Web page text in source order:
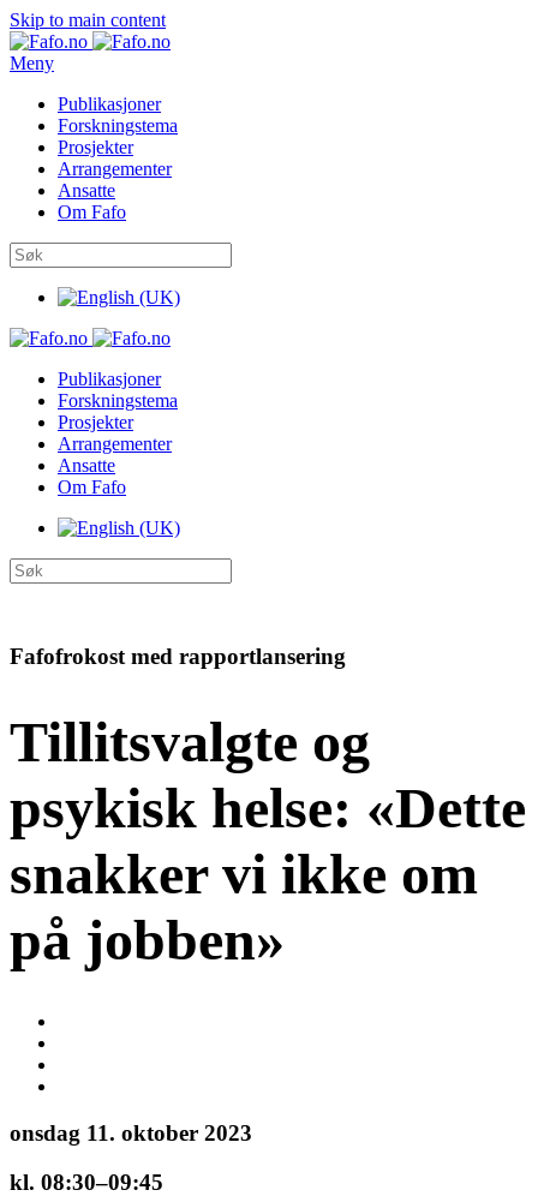
Skip to main content
Meny
Publikasjoner
Forskningstema
Prosjekter
Arrangementer
Ansatte
Om Fafo
Publikasjoner
Forskningstema
Prosjekter
Arrangementer
Ansatte
Om Fafo
Fafofrokost med rapportlansering
Tillitsvalgte og
psykisk helse: «Dette
snakker vi ikke om
på jobben»
onsdag 11. oktober 2023
kl. 08:30–09:45